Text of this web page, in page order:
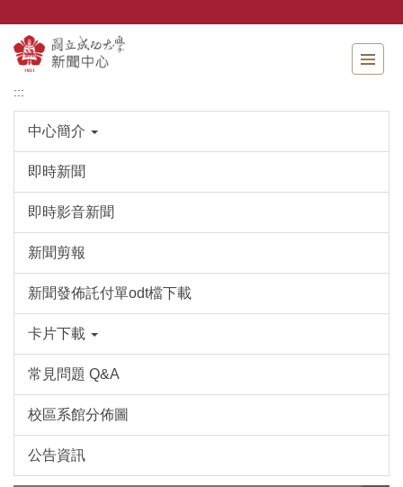
主
要
內
:::
中心簡介
即時新聞
即時影音新聞
新聞剪報
新聞發佈託付單odt檔下載
卡片下載
常見問題 Q&A
校區系館分佈圖
公告資訊